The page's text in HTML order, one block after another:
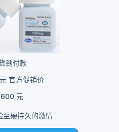
到付款
官方促销价
元
至硬持久的激情